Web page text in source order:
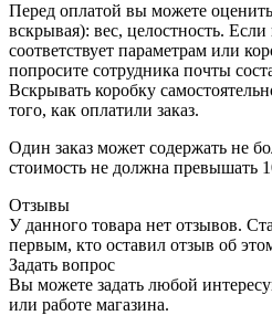
Перед оплатой вы можете
вскрывая): вес, целостность. Если
соответствует параметрам или
попросите сотрудника почты
Вскрывать коробку
того, как оплатили заказ.
Один заказ может содержать не
стоимость не должна превышать
Отзывы
У данного товара нет отзывов.
первым, кто оставил отзыв об
Задать вопрос
Вы можете задать любой
или работе магазина.